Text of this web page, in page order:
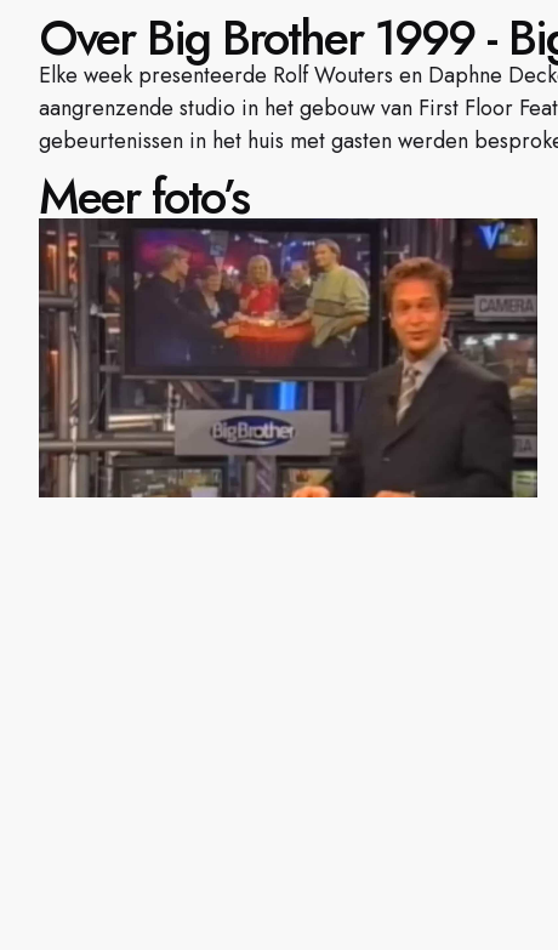
Over Big Brother 1999 -
Elke week presenteerde Rolf Wouters en Daphne
aangrenzende studio in het gebouw van First Floor
gebeurtenissen in het huis met gasten werden
Meer foto’s